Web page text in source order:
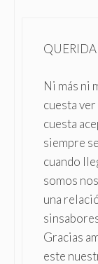
Ni más ni
cuesta
cuesta
siempre
cuando
somos
una
Gracias
este